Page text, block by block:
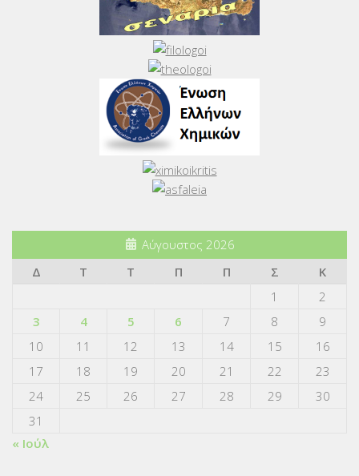
Αύγουστος 2026
Δ
Τ Τ Π Π Σ
Κ
1
2
3
4 5 6 7 8
9
10
11 12 13 14 15
16
17
18 19 20 21 22
23
24
25 26 27 28 29
30
31
« Ιούλ